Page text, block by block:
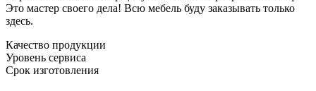
Это мастер своего дела! Всю мебель буду заказывать только
здесь.
Качество продукции
Уровень сервиса
Срок изготовления